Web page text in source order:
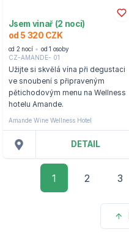
Jsem vinař (2 noci)
od 5 320 CZK
od 2 nocí
od 1 osoby
CZ-AMANDE- 01
Užijte si skvělá vína při degustaci
ve snoubení s připraveným
pětichodovým menu na Wellness
hotelu Amande.
Amande Wine Wellness Hotel
DETAIL
1 2 3